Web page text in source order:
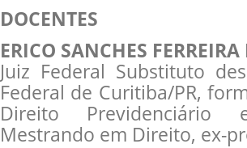
DOCENTES
ERICO SANCHES
Juiz Federal Substituto
Federal de Curitiba/PR,
Direito Previdenciário
Mestrando em Direito, ex-